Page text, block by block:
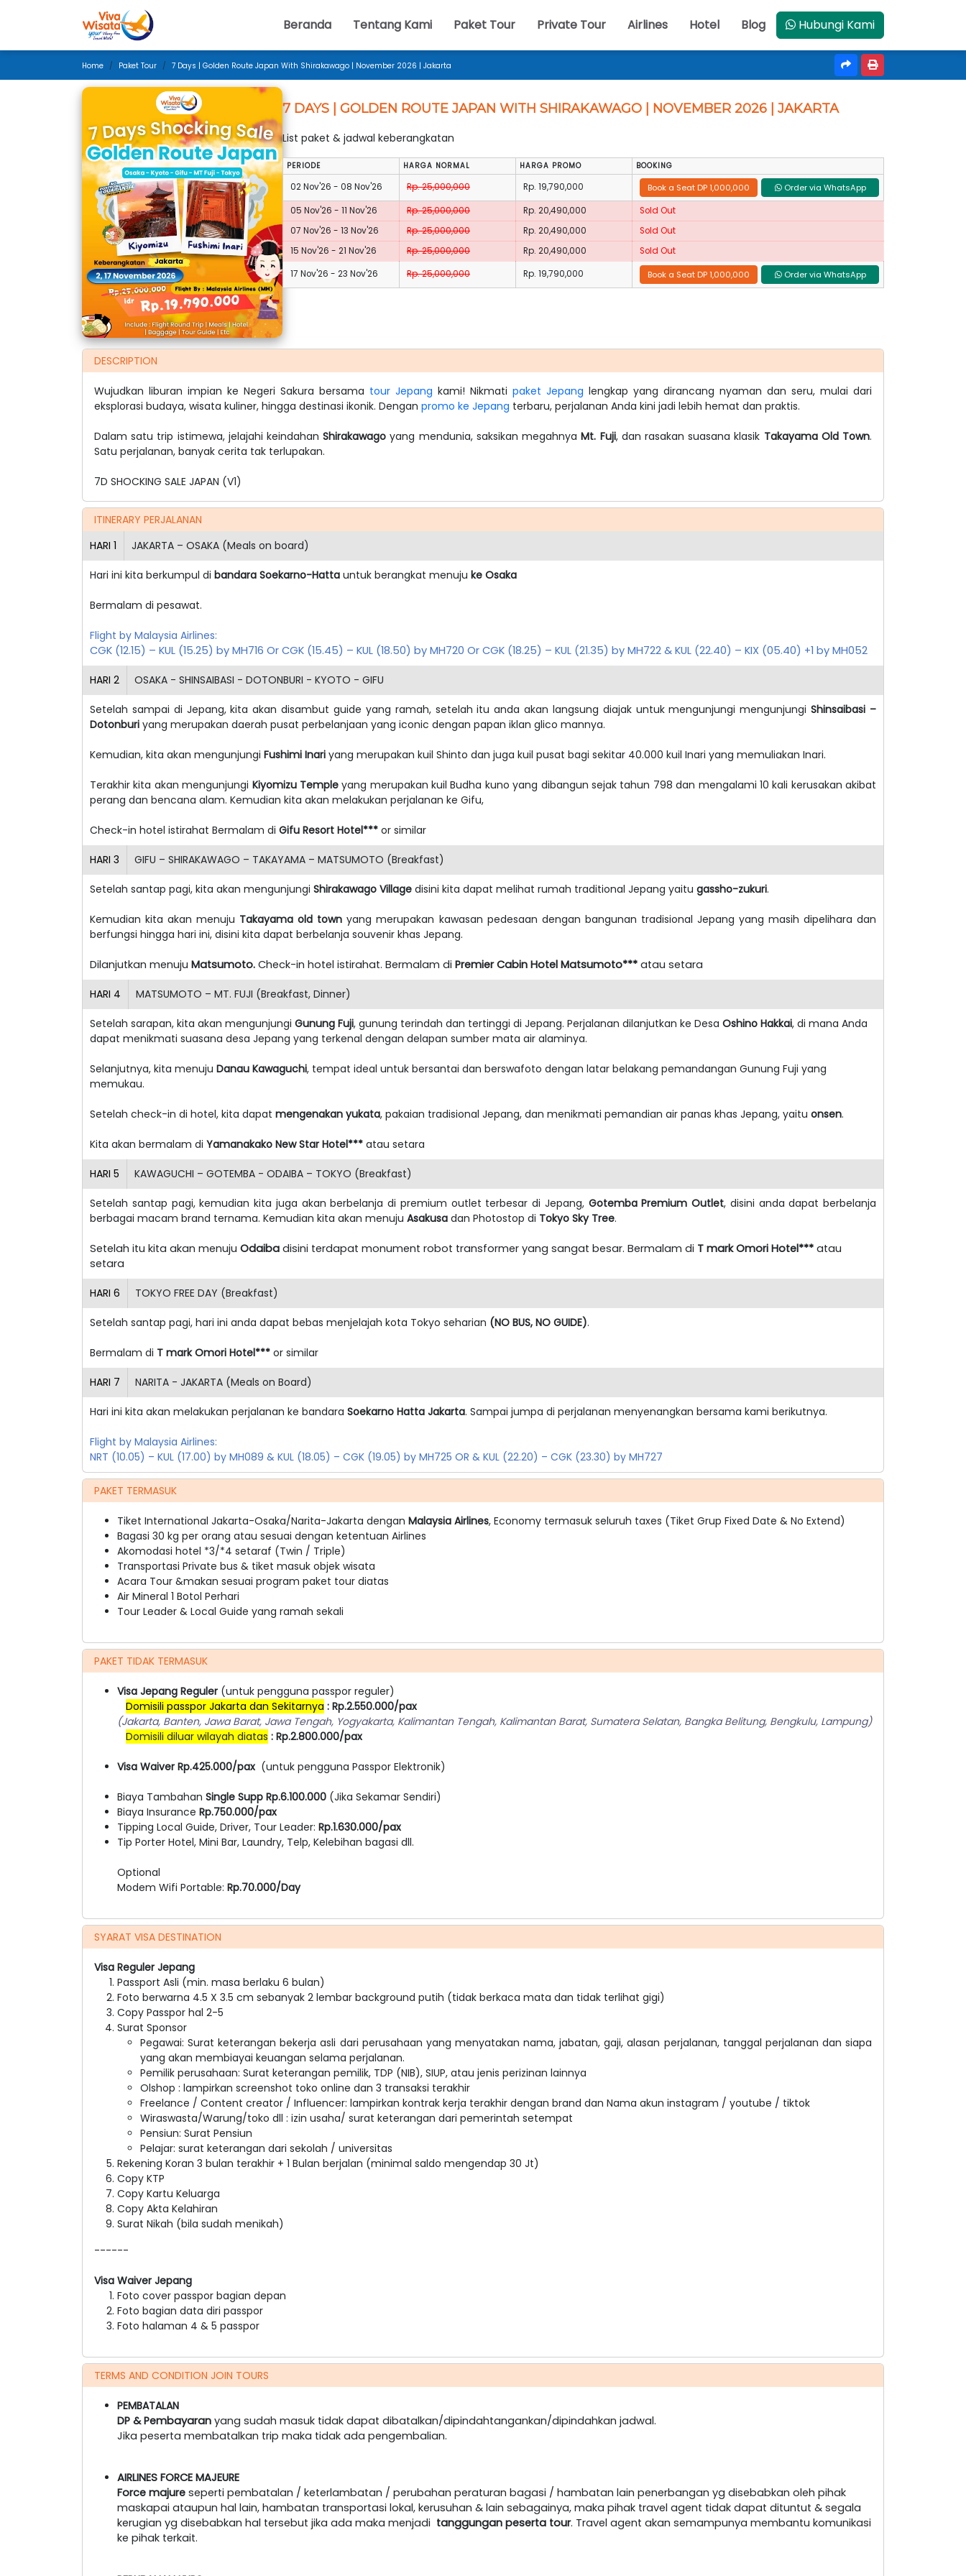
Beranda Tentang Kami Paket Tour Private Tour Airlines Hotel Blog Hubungi Kami
Home Paket Tour 7 Days | Golden Route Japan With Shirakawago | November 2026 | Jakarta
7 DAYS | GOLDEN ROUTE JAPAN WITH SHIRAKAWAGO | NOVEMBER 2026 | JAKARTA
List paket & jadwal keberangkatan
PERIODE HARGA NORMAL HARGA PROMO BOOKING
02 Nov'26 - 08 Nov'26 Rp. 25,000,000 Rp. 19,790,000 Book a Seat DP 1,000,000
Order via WhatsApp
05 Nov'26 - 11 Nov'26
Rp. 25,000,000 Rp. 20,490,000
Sold Out
07 Nov'26 - 13 Nov'26
Rp. 25,000,000 Rp. 20,490,000
Sold Out
15 Nov'26 - 21 Nov'26
Rp. 25,000,000 Rp. 20,490,000
Sold Out
17 Nov'26 - 23 Nov'26
Rp. 25,000,000 Rp. 19,790,000 Book a Seat DP 1,000,000 Order via WhatsApp
DESCRIPTION
Wujudkan liburan impian ke Negeri Sakura bersama tour Jepang kami! Nikmati paket Jepang lengkap yang dirancang nyaman dan seru, mulai dari
eksplorasi budaya, wisata kuliner, hingga destinasi ikonik. Dengan promo ke Jepang terbaru, perjalanan Anda kini jadi lebih hemat dan praktis.
Dalam satu trip istimewa, jelajahi keindahanShirakawago yang mendunia, saksikan megahnyaMt. Fuji, dan rasakan suasana klasik Takayama Old Town.
Satu perjalanan, banyak cerita tak terlupakan.
7D SHOCKING SALE JAPAN (V1)
ITINERARY PERJALANAN
HARI 1 JAKARTA – OSAKA (Meals on board)
Hari ini kita berkumpul di bandara Soekarno-Hatta untuk berangkat menuju ke Osaka
Bermalam di pesawat.
Flight by Malaysia Airlines:
CGK (12.15) – KUL (15.25) by MH716 Or CGK (15.45) – KUL (18.50) by MH720 Or CGK (18.25) – KUL (21.35) by MH722 & KUL (22.40) – KIX (05.40) +1 by MH052
HARI 2 OSAKA - SHINSAIBASI - DOTONBURI - KYOTO - GIFU
Setelah sampai di Jepang, kita akan disambut guide yang ramah, setelah itu anda akan langsung diajak untuk mengunjungi mengunjungiShinsaibasi –
Dotonburi yang merupakan daerah pusat perbelanjaan yang iconic dengan papan iklan glico mannya.
Kemudian, kita akan mengunjungi Fushimi Inari yang merupakan kuil Shinto dan juga kuil pusat bagi sekitar 40.000 kuil Inari yang memuliakan Inari.
Terakhir kita akan mengunjungi Kiyomizu Templeyang merupakan kuil Budha kuno yang dibangun sejak tahun 798 dan mengalami 10 kali kerusakan akibat
perang dan bencana alam. Kemudian kita akan melakukan perjalanan ke Gifu,
Check-in hotel istirahat Bermalam di Gifu Resort Hotel*** or similar
HARI 3 GIFU – SHIRAKAWAGO – TAKAYAMA – MATSUMOTO (Breakfast)
Setelah santap pagi, kita akan mengunjungi Shirakawago Village disini kita dapat melihat rumah traditional Jepang yaitu gassho-zukuri.
Kemudian kita akan menuju Takayama old town yang merupakan kawasan pedesaan dengan bangunan tradisional Jepang yang masih dipelihara dan
berfungsi hingga hari ini, disini kita dapat berbelanja souvenir khas Jepang.
Dilanjutkan menuju Matsumoto. Check-in hotel istirahat. Bermalam di Premier Cabin Hotel Matsumoto*** atau setara
HARI 4 MATSUMOTO – MT. FUJI (Breakfast, Dinner)
Setelah sarapan, kita akan mengunjungi Gunung Fuji, gunung terindah dan tertinggi di Jepang. Perjalanan dilanjutkan ke Desa Oshino Hakkai, di mana Anda
dapat menikmati suasana desa Jepang yang terkenal dengan delapan sumber mata air alaminya.
Selanjutnya, kita menuju Danau Kawaguchi, tempat ideal untuk bersantai dan berswafoto dengan latar belakang pemandangan Gunung Fuji yang
memukau.
Setelah check-in di hotel, kita dapat mengenakan yukata, pakaian tradisional Jepang, dan menikmati pemandian air panas khas Jepang, yaitu onsen.
Kita akan bermalam di Yamanakako New Star Hotel*** atau setara
HARI 5 KAWAGUCHI – GOTEMBA - ODAIBA – TOKYO (Breakfast)
Setelah santap pagi, kemudian kita juga akan berbelanja di premium outlet terbesar di Jepang, Gotemba Premium Outlet, disini anda dapat berbelanja
berbagai macam brand ternama. Kemudian kita akan menuju Asakusa dan Photostop di Tokyo Sky Tree.
Setelah itu kita akan menuju Odaiba disini terdapat monument robot transformer yang sangat besar. Bermalam di T mark Omori Hotel*** atau
setara
HARI 6 TOKYO FREE DAY (Breakfast)
Setelah santap pagi, hari ini anda dapat bebas menjelajah kota Tokyo seharian (NO BUS, NO GUIDE).
Bermalam di T mark Omori Hotel*** or similar
HARI 7 NARITA - JAKARTA (Meals on Board)
Hari ini kita akan melakukan perjalanan ke bandara Soekarno Hatta Jakarta. Sampai jumpa di perjalanan menyenangkan bersama kami berikutnya.
Flight by Malaysia Airlines:
NRT (10.05) – KUL (17.00) by MH089 & KUL (18.05) – CGK (19.05) by MH725 OR & KUL (22.20) – CGK (23.30) by MH727
PAKET TERMASUK
Tiket International Jakarta-Osaka/Narita-Jakarta dengan Malaysia Airlines, Economy termasuk seluruh taxes (Tiket Grup Fixed Date & No Extend)
Bagasi 30 kg per orang atau sesuai dengan ketentuan Airlines
Akomodasi hotel *3/*4 setaraf (Twin / Triple)
Transportasi Private bus & tiket masuk objek wisata
Acara Tour &makan sesuai program paket tour diatas
Air Mineral 1 Botol Perhari
Tour Leader & Local Guide yang ramah sekali
PAKET TIDAK TERMASUK
Visa Jepang Reguler (untuk pengguna passpor reguler)
Domisili passpor Jakarta dan Sekitarnya : Rp.2.550.000/pax
(Jakarta, Banten, Jawa Barat, Jawa Tengah, Yogyakarta, Kalimantan Tengah, Kalimantan Barat, Sumatera Selatan, Bangka Belitung, Bengkulu, Lampung)
Domisili diluar wilayah diatas : Rp.2.800.000/pax
Visa Waiver Rp.425.000/pax (untuk pengguna Passpor Elektronik)
Biaya Tambahan Single Supp Rp.6.100.000 (Jika Sekamar Sendiri)
Biaya Insurance Rp.750.000/pax
Tipping Local Guide, Driver, Tour Leader: Rp.1.630.000/pax
Tip Porter Hotel, Mini Bar, Laundry, Telp, Kelebihan bagasi dll.
Optional
Modem Wifi Portable: Rp.70.000/Day
SYARAT VISA DESTINATION
Visa Reguler Jepang
Passport Asli (min. masa berlaku 6 bulan)
Foto berwarna 4.5 X 3.5 cm sebanyak 2 lembar background putih (tidak berkaca mata dan tidak terlihat gigi)
Copy Passpor hal 2-5
Surat Sponsor
Pegawai: Surat keterangan bekerja asli dari perusahaan yang menyatakan nama, jabatan, gaji, alasan perjalanan, tanggal perjalanan dan siapa
yang akan membiayai keuangan selama perjalanan.
Pemilik perusahaan: Surat keterangan pemilik, TDP (NIB), SIUP, atau jenis perizinan lainnya
Olshop : lampirkan screenshot toko online dan 3 transaksi terakhir
Freelance / Content creator / Influencer: lampirkan kontrak kerja terakhir dengan brand dan Nama akun instagram / youtube / tiktok
Wiraswasta/Warung/toko dll : izin usaha/ surat keterangan dari pemerintah setempat
Pensiun: Surat Pensiun
Pelajar: surat keterangan dari sekolah / universitas
Rekening Koran 3 bulan terakhir + 1 Bulan berjalan (minimal saldo mengendap 30 Jt)
Copy KTP
Copy Kartu Keluarga
Copy Akta Kelahiran
Surat Nikah (bila sudah menikah)
------
Visa Waiver Jepang
Foto cover passpor bagian depan
Foto bagian data diri passpor
Foto halaman 4 & 5 passpor
TERMS AND CONDITION JOIN TOURS
PEMBATALAN
DP & Pembayaran yang sudah masuk tidak dapat dibatalkan/dipindahtangankan/dipindahkan jadwal.
Jika peserta membatalkan trip maka tidak ada pengembalian.
AIRLINES FORCE MAJEURE
Force majure seperti pembatalan / keterlambatan / perubahan peraturan bagasi / hambatan lain penerbangan yg disebabkan oleh pihak
maskapai ataupun hal lain, hambatan transportasi lokal, kerusuhan & lain sebagainya, maka pihak travel agent tidak dapat dituntut & segala
kerugian yg disebabkan hal tersebut jika ada maka menjadi tanggungan peserta tour. Travel agent akan semampunya membantu komunikasi
ke pihak terkait.